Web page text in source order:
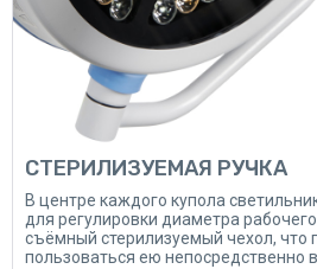
СТЕРИЛИЗУЕМАЯ РУЧКА
В центре каждого купола
для регулировки диаметра
съёмный стерилизуемый чехол, что
пользоваться ею непосредственно